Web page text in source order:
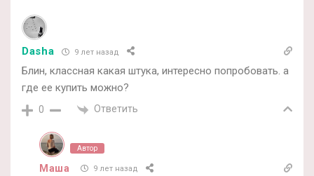
Dasha 9 лет назад
Блин, классная какая штука, интересно попробовать. а
где ее купить можно?
0 Ответить
Автор
Маша 9 лет назад